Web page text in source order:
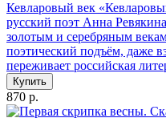
Кевларовый век
русский поэт Анна
золотым и серебряным
поэтический подъём, даже
переживает российская
Купить
870 р.